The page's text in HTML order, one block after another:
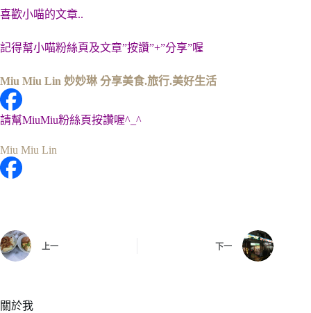
喜歡小喵的文章..
記得幫小喵粉絲頁及文章”按讚”+”分享”喔
Miu Miu Lin 妙妙琳 分享美食.旅行.美好生活
請幫MiuMiu粉絲頁按讚喔^_^
Miu Miu Lin
上一 下一
關於我